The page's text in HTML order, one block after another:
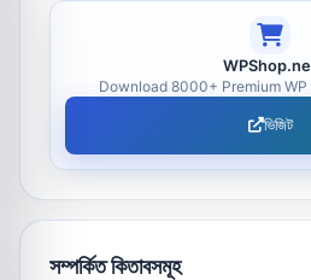
Download 8000+ Premium
ভিজিট
সম্পর্কিত কিতাবসমূহ